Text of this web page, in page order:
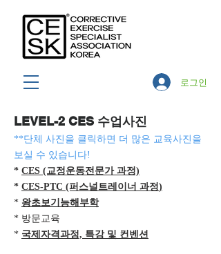
로그인
LEVEL-2 CES 수업사진
**단체 사진을 클릭하면 더 많은 교육사진을
보실 수 있습니다!
* CES (교정운동전문가 과정)
* CES-PTC (퍼스널트레이너 과정)
* 왕초보기능해부학
* 방문교육
​* 국제자격과정, 특강 및 컨벤션